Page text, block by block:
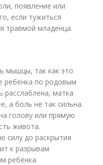
появление или
если тужиться
травмой младенца.
мышцы, так как это
ребёнка по родовым
расслаблена, матка
а боль не так сильна.
голову или прямую
живота.
силу до раскрытия
к разрывам
ребёнка.